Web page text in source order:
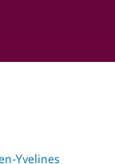
Yvelines